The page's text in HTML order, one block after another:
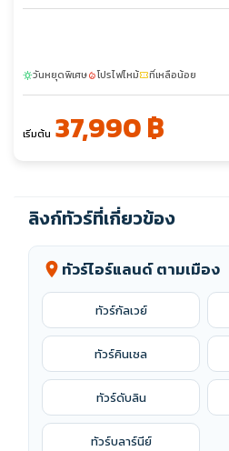
sunnyวันหยุดพิเศษlocal_fire_departmentโปรไฟไหม้confirmation_numberที่เหลือน้อย
เริ่มต้น 37,990 ฿
ลิงก์ทัวร์ที่เกี่ยวข้อง
location_on ทัวร์ไอร์แลนด์ ตามเมือง
ทัวร์กัลเวย์
ทัวร์คินเซล
ทัวร์ดับลิน
ทัวร์บลาร์นีย์